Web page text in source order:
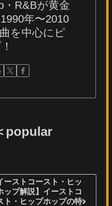
・R&Bが黄金
年〜2010
を中心にピ
popular
ーストコースト・ヒッ
ップ解説】イーストコ
ト・ヒップホップの特